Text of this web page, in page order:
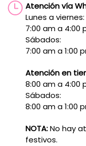
Atención vía
Lunes a viernes:
7:00 am a 4:00
Sábados:
7:00 am a 1:00
Atención en
8:00 am a 4:00
Sábados:
8:00 am a 1:00
NOTA:No hay
festivos.